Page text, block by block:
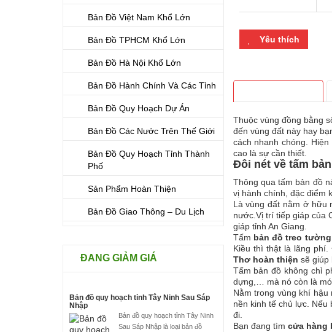
Bản Đồ Việt Nam Khổ Lớn
Bản Đồ TPHCM Khổ Lớn
Bản Đồ Hà Nội Khổ Lớn
Bản Đồ Hành Chính Và Các Tỉnh
Bản Đồ Quy Hoạch Dự Án
Bản Đồ Các Nước Trên Thế Giới
Bản Đồ Quy Hoạch Tỉnh Thành
Phố
Sản Phẩm Hoàn Thiện
Bản Đồ Giao Thông – Du Lịch
ĐANG GIẢM GIÁ
Bản đồ quy hoạch tỉnh Tây Ninh Sau Sáp
Nhập
Bản đồ quy hoạch tỉnh Tây Ninh
Sau Sáp Nhập là loại bản đồ
Yêu thích
Thuộc vùng đồng bằng
đến vùng đất này hay
cách nhanh chóng.
cao là sự cần thiết.
Đôi nét về tấm
Thông qua tấm bản đồ
vị hành chính, đặc điểm
Là vùng đất nằm ở hữu
nước.Vị trí tiếp giáp của
giáp tỉnh An Giang.
Tấm bản đồ treo tường
Kiều thì thật là lãng
Thơ hoàn thiện sẽ giúp
Tấm bản đồ không chỉ
dựng,… mà nó còn là
Nằm trong vùng khí
nền kinh tế chủ lực. Nếu
đi.
Bạn đang tìm cửa hàng